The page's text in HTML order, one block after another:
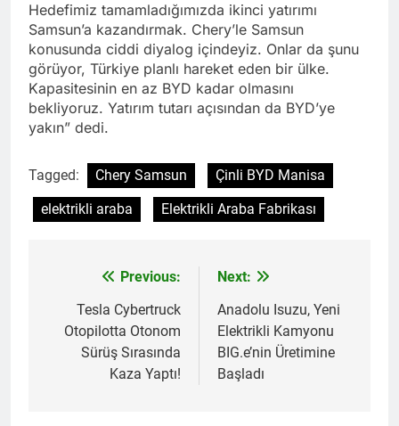
Hedefimiz tamamladığımızda ikinci yatırımı
Samsun’a kazandırmak. Chery’le Samsun
konusunda ciddi diyalog içindeyiz. Onlar da şunu
görüyor, Türkiye planlı hareket eden bir ülke.
Kapasitesinin en az BYD kadar olmasını
bekliyoruz. Yatırım tutarı açısından da BYD’ye
yakın” dedi.
Tagged: Chery Samsun
Çinli BYD Manisa
elektrikli araba
Elektrikli Araba Fabrikası
gezinmesi
Previous:
Tesla Cybertruck
Otopilotta Otonom
Sürüş Sırasında
Kaza Yaptı!
Next:
Anadolu Isuzu, Yeni
Elektrikli Kamyonu
BIG.e’nin Üretimine
Başladı